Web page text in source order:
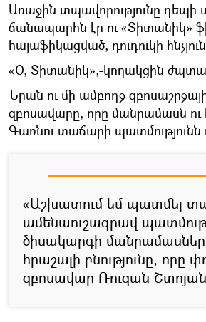
Առաջին տպավորությունը
ճանապարհն էր ու «Տիտանիկ»
հայաֆիկացված, դուդուկի
«O, Տիտանիկ»,-կողակցին
Նրան ու մի ամբողջ
զբոսավարը, որը մանրամասն
Գառնու տաճարի պատմությունն
«Աշխատում եմ պատմել
ամենաուշագրավ
ծիսակարգի
հրաշալի բնությունը,
զբոսավար Ռուզան